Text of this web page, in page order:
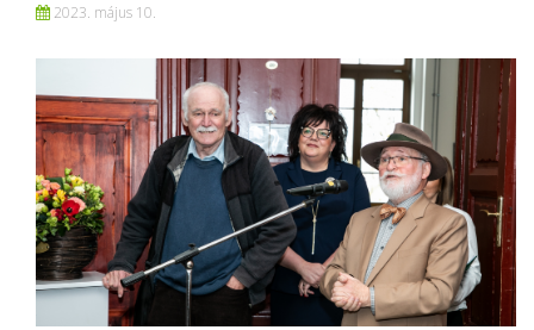
2023. május 10.